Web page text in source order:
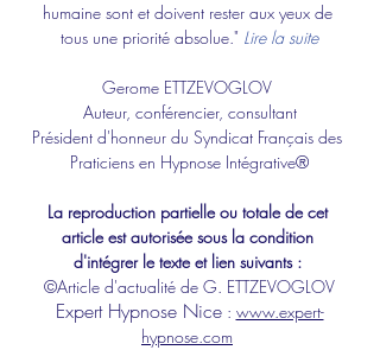
humaine sont et doivent rester aux yeux de
tous une priorité absolue." Lire la suite
Gerome ETTZEVOGLOV
Auteur, conférencier, consultant
Président d'honneur du Syndicat Français des
Praticiens en Hypnose Intégrative®
La reproduction partielle ou totale de cet
article est autorisée sous la condition
d'intégrer le texte et lien suivants :
©Article d'actualité de G. ETTZEVOGLOV
Expert Hypnose Nice : www.expert-
hypnose.com